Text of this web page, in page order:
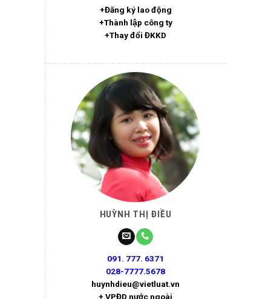
+Đăng ký lao động
+Thành lập công ty
+Thay đổi ĐKKD
HUỲNH THỊ ĐIỀU
091. 777. 6371
028-7777.5678
huynhdieu@vietluat.vn
+ VPĐD nước ngoài